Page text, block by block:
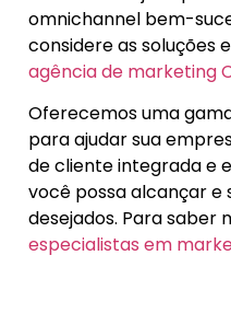
omnichannel bem-
considere as soluções
agência de marketing
Oferecemos uma
para ajudar sua
de cliente integrada e
você possa alcançar e
desejados. Para saber
especialistas em